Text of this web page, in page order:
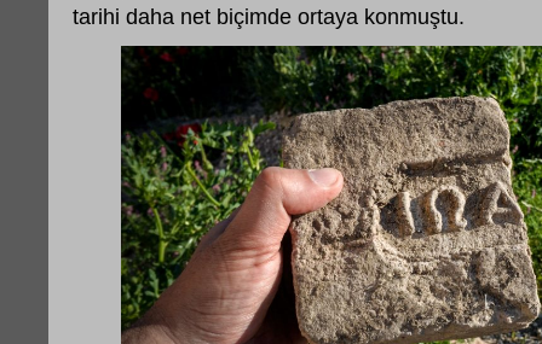
tarihi daha net biçimde ortaya konmuştu.